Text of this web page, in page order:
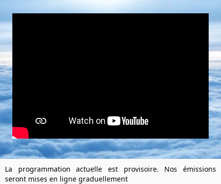
La programmation actuelle est provisoire. Nos émissions
seront mises en ligne graduellement